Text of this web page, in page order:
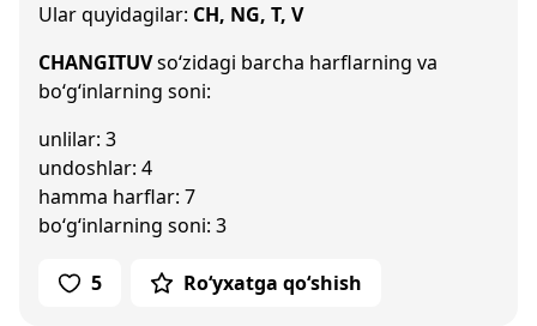
Ular quyidagilar: CH, NG, T, V
CHANGITUVso‘zidagi barcha harflarning va
bo‘g‘inlarning soni:
unlilar: 3
undoshlar: 4
hamma harflar: 7
bo‘g‘inlarning soni: 3
5 Ro‘yxatga qo‘shish